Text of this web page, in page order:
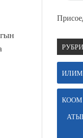
КООМ